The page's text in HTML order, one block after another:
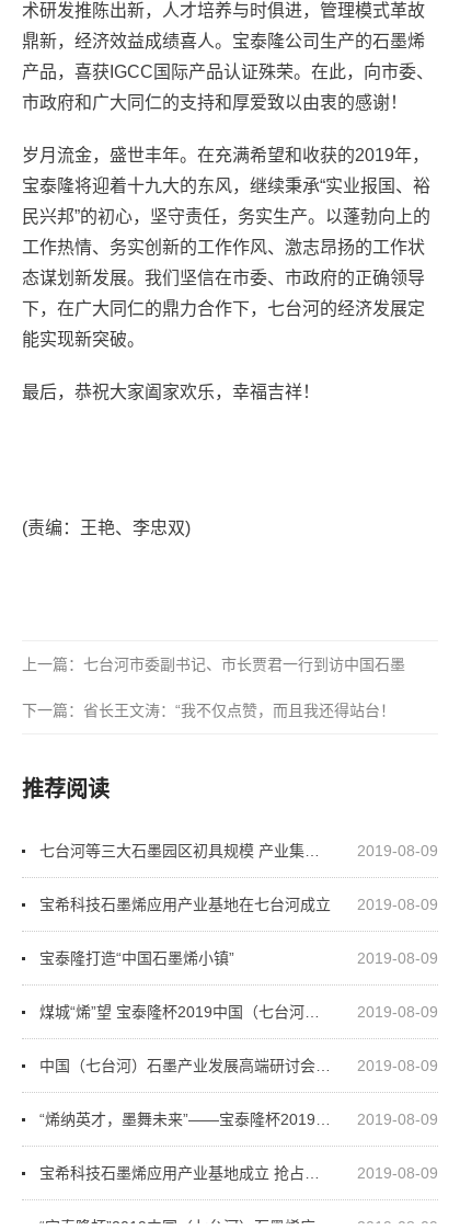
术研发推陈出新，人才培养与时俱进，管理模式革故
鼎新，经济效益成绩喜人。宝泰隆公司生产的石墨烯
产品，喜获IGCC国际产品认证殊荣。在此，向市委、
市政府和广大同仁的支持和厚爱致以由衷的感谢！
岁月流金，盛世丰年。在充满希望和收获的2019年，
宝泰隆将迎着十九大的东风，继续秉承“实业报国、裕
民兴邦”的初心，坚守责任，务实生产。以蓬勃向上的
工作热情、务实创新的工作作风、激志昂扬的工作状
态谋划新发展。我们坚信在市委、市政府的正确领导
下，在广大同仁的鼎力合作下，七台河的经济发展定
能实现新突破。
最后，恭祝大家阖家欢乐，幸福吉祥！
(责编：王艳、李忠双)
上一篇：七台河市委副书记、市长贾君一行到访中国石墨
下一篇：省长王文涛：“我不仅点赞，而且我还得站台！
推荐阅读
七台河等三大石墨园区初具规模 产业集群效应已显现 2019-08-09
宝希科技石墨烯应用产业基地在七台河成立 2019-08-09
宝泰隆打造“中国石墨烯小镇” 2019-08-09
煤城“烯”望 宝泰隆杯2019中国（七台河）石墨烯应用创新创业大赛暨石墨产业 2019-08-09
中国（七台河）石墨产业发展高端研讨会启幕 加快推进石墨产业科技成果转化 2019-08-09
“烯纳英才，墨舞未来”——宝泰隆杯2019中国（七台河）石墨烯应用创新创业 2019-08-09
宝希科技石墨烯应用产业基地成立 抢占石墨烯产业链核心端 2019-08-09